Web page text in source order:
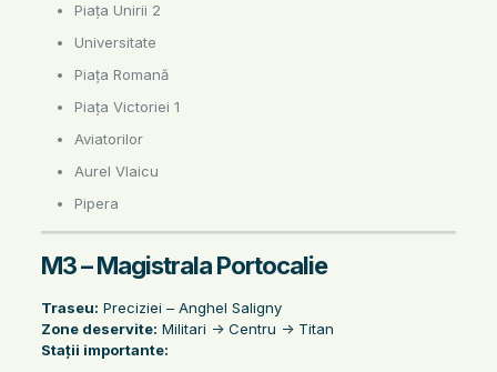
Piața Unirii 2
Universitate
Piața Romană
Piața Victoriei 1
Aviatorilor
Aurel Vlaicu
Pipera
M3 – Magistrala Portocalie
Traseu: Preciziei – Anghel Saligny
Zone deservite: Militari -> Centru -> Titan
Stații importante: